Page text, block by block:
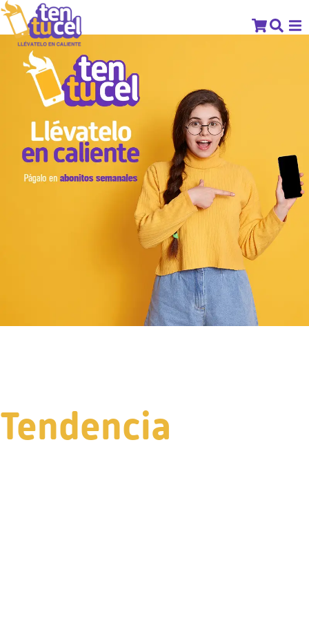
Tendencia